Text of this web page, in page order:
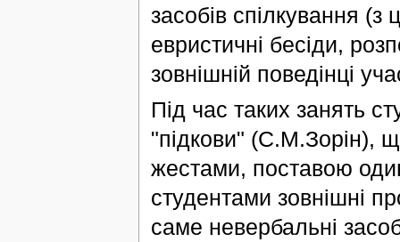
засобів спілкування
евристичні бесіди,
зовнішній поведінці
Під час таких занять
"підкови" (С.М.Зорін),
жестами, поставою
студентами зовнішні
саме невербальні